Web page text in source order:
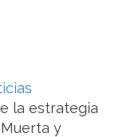
la estrategia
y